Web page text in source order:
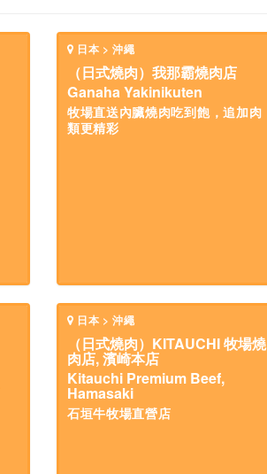
日本 > 沖繩
（日式燒肉）我那霸燒肉店
Ganaha Yakinikuten
牧場直送內臟燒肉吃到飽，追加肉
類更精彩
日本 > 沖繩
（日式燒肉）KITAUCHI 牧場燒
肉店, 濱崎本店
Kitauchi Premium Beef,
Hamasaki
石垣牛牧場直營店